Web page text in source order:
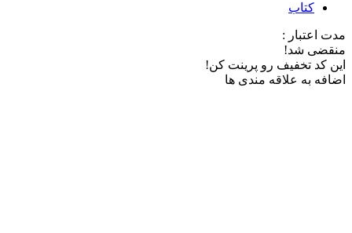
کتاب
مدت اعتبار :
منقضی شد!
این کد تخفیف رو پرینت کن!
اضافه به علاقه مندی ها